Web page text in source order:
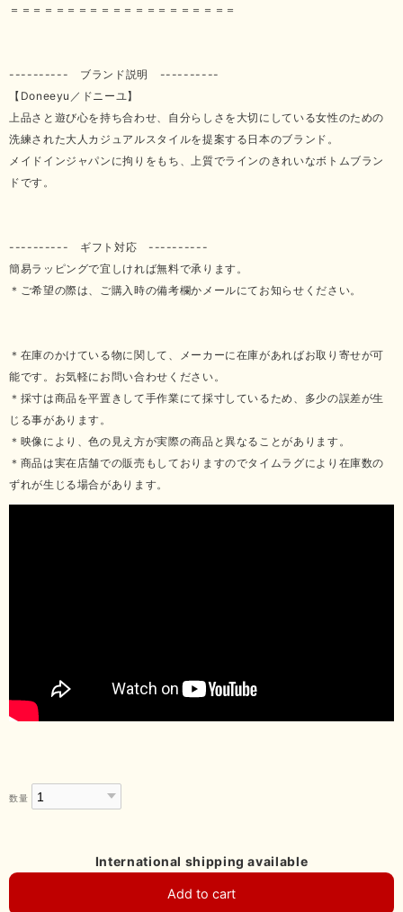
＝＝＝＝＝＝＝＝＝＝＝＝＝＝＝＝＝＝＝＝
---------- ブランド説明 ----------
【Doneeyu／ドニーユ】
上品さと遊び心を持ち合わせ、自分らしさを大切にしている女性のための
洗練された大人カジュアルスタイルを提案する日本のブランド。
メイドインジャパンに拘りをもち、上質でラインのきれいなボトムブラン
ドです。
---------- ギフト対応 ----------
簡易ラッピングで宜しければ無料で承ります。
＊ご希望の際は、ご購入時の備考欄かメールにてお知らせください。
＊在庫のかけている物に関して、メーカーに在庫があればお取り寄せが可
能です。お気軽にお問い合わせください。
＊採寸は商品を平置きして手作業にて採寸しているため、多少の誤差が生
じる事があります。
＊映像により、色の見え方が実際の商品と異なることがあります。
＊商品は実在店舗での販売もしておりますのでタイムラグにより在庫数の
ずれが生じる場合があります。
数量
International shipping available
Add to cart